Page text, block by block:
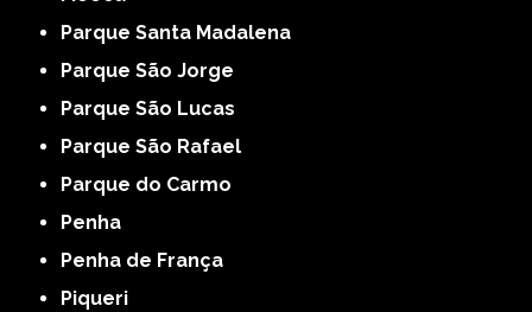
Parque Santa Madalena
Parque São Jorge
Parque São Lucas
Parque São Rafael
Parque do Carmo
Penha
Penha de França
Piqueri